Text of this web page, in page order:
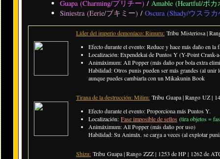
Guapa (Charming/プリチー) / Amable (Heartful/ポ
Siniestra (Eerie/ブキミー) / Oscura (Shady/ウスラ
Líder del imperio demoníaco: Rimuru: Tribu Misteriosa |
Efecto durante el evento: Reduce y hace más daño en la
Localización: Expendekai de Puntos Y (Y-Point Crank-
Animáximum: All Popper (más daño por bola extra
Habilidad: Otros punis pueden ser más grandes (al unir
aunque puedes cambiarla con un Mikakunin Book
Tirana de la destrucción: Milim: Tribu Guapa | Rango UZ |
Efecto durante el evento: Proporciona más Puntos Y.
Localización: Fase imposible de sellos (tira objetos =
Animáximum: All Popper (más daño por uso)
Habilidad: Su Animáx. se carga a veces (al explotar
Shizu: Tribu Guapa | Rango ZZZ | 1253 de HP | 1262 de